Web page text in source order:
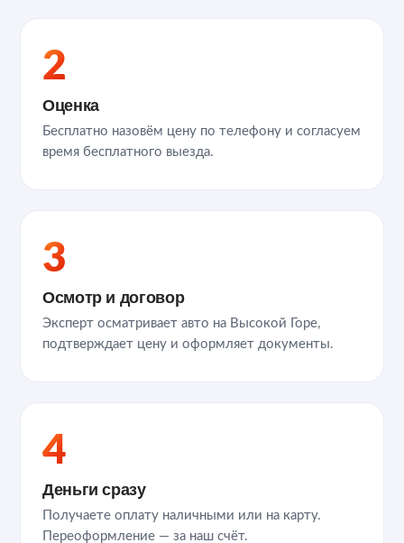
2
Оценка
Бесплатно назовём цену по телефону и согласуем
время бесплатного выезда.
3
Осмотр и договор
Эксперт осматривает авто на Высокой Горе,
подтверждает цену и оформляет документы.
4
Деньги сразу
Получаете оплату наличными или на карту.
Переоформление — за наш счёт.